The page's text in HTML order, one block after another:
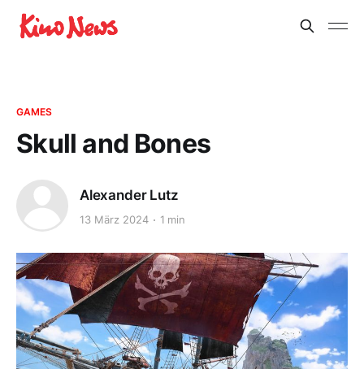
GAMES
Skull and Bones
Alexander Lutz
13 März 2024 1 min